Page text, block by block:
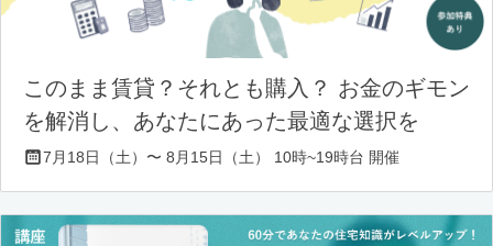
このまま賃貸？それとも購入？ お金のギモン
を解消し、あなたにあった最適な選択を
7月18日（土）〜 8月15日（土） 10時~19時台 開催